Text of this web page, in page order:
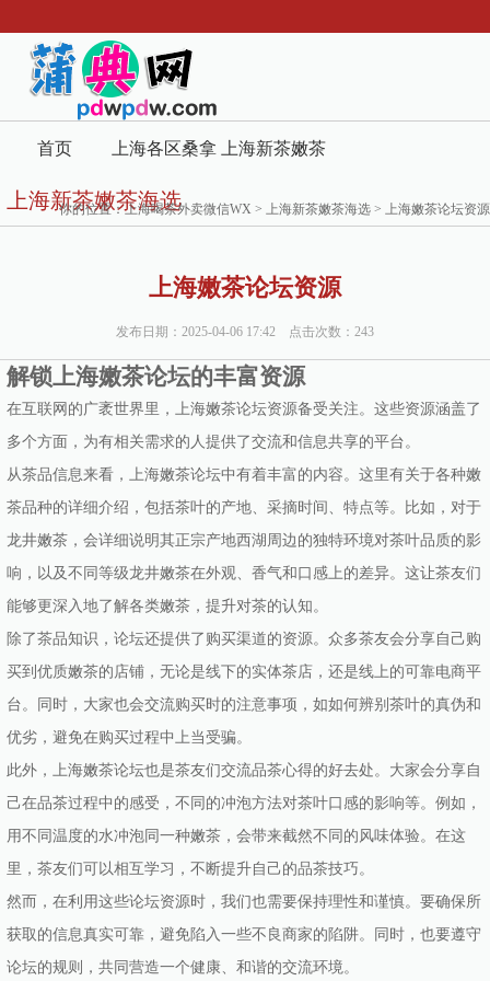
首页 上海各区桑拿
419论坛
上海新茶嫩茶
海选
上海新茶嫩茶海选
你的位置：上海喝茶外卖微信WX > 上海新茶嫩茶海选 > 上海嫩茶论坛资源
上海嫩茶论坛资源
发布日期：2025-04-06 17:42 点击次数：243
解锁上海嫩茶论坛的丰富资源
在互联网的广袤世界里，上海嫩茶论坛资源备受关注。这些资源涵盖了
多个方面，为有相关需求的人提供了交流和信息共享的平台。
从茶品信息来看，上海嫩茶论坛中有着丰富的内容。这里有关于各种嫩
茶品种的详细介绍，包括茶叶的产地、采摘时间、特点等。比如，对于
龙井嫩茶，会详细说明其正宗产地西湖周边的独特环境对茶叶品质的影
响，以及不同等级龙井嫩茶在外观、香气和口感上的差异。这让茶友们
能够更深入地了解各类嫩茶，提升对茶的认知。
除了茶品知识，论坛还提供了购买渠道的资源。众多茶友会分享自己购
买到优质嫩茶的店铺，无论是线下的实体茶店，还是线上的可靠电商平
台。同时，大家也会交流购买时的注意事项，如如何辨别茶叶的真伪和
优劣，避免在购买过程中上当受骗。
此外，上海嫩茶论坛也是茶友们交流品茶心得的好去处。大家会分享自
己在品茶过程中的感受，不同的冲泡方法对茶叶口感的影响等。例如，
用不同温度的水冲泡同一种嫩茶，会带来截然不同的风味体验。在这
里，茶友们可以相互学习，不断提升自己的品茶技巧。
然而，在利用这些论坛资源时，我们也需要保持理性和谨慎。要确保所
获取的信息真实可靠，避免陷入一些不良商家的陷阱。同时，也要遵守
论坛的规则，共同营造一个健康、和谐的交流环境。